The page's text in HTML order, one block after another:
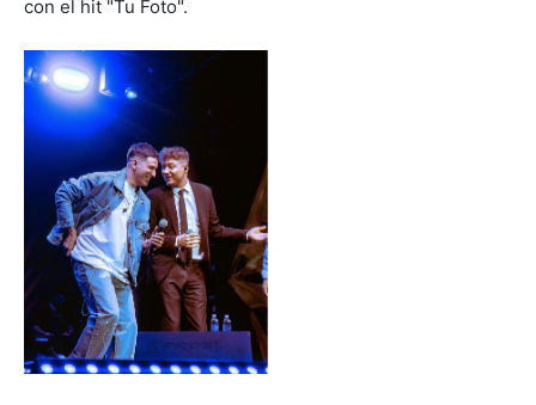
con el hit "Tu Foto".